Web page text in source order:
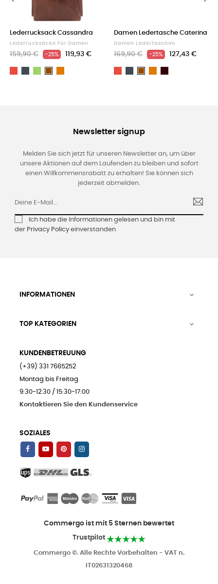
Lederrucksack Cassandra
Lederrucksäcke Für Damen
159,90 € -25% 119,93 €
Damen Ledertasche Caterina
Damen Ledertaschen
169,90 € -25% 127,43 €
Newsletter signup
Melden Sie sich jetzt für unseren Newsletter an, um über
unsere Aktionen auf dem Laufenden zu bleiben und sofort
einen Willkommensrabatt zu erhalten! Sie können sich
jederzeit abmelden.
Ich habe die Informationen gelesen und bin mit
der Privacy Policy einverstanden
INFORMATIONEN 
TOP KATEGORIEN 
KUNDENBETREUUNG
(+39) 331 7665252
Montag bis Freitag
9:30-12:30 / 15:30-17:00
Kontaktieren Sie den Kundenservice
SOZIALES
Commergo ist mit 5 Sternen bewertet
Trustpilot
Commergo ©. Alle Rechte Vorbehalten - VAT n.
IT02631320468